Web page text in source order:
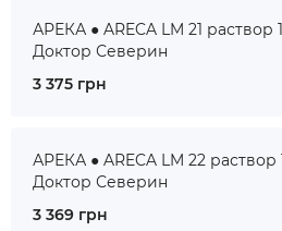
АРЕКА ● ARECA LM 21 раствор
Доктор Северин
3 375 грн
АРЕКА ● ARECA LM 22 раствор
Доктор Северин
3 369 грн